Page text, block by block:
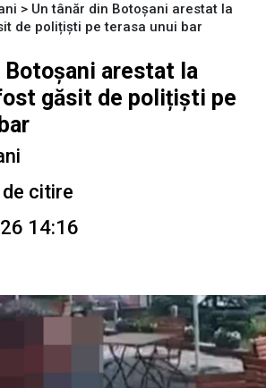
> Un tânăr din Botoșani arestat la
de polițiști pe terasa unui bar
Botoșani arestat la
găsit de polițiști pe
citire
14:16